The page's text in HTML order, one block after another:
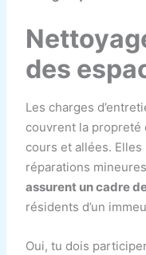
des
Les charges
couvrent la propreté
cours et allées.
réparations
assurent un cadre
résidents d’un
Oui, tu dois